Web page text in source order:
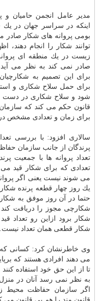
مدیر عامل انجمن حامیان
اینكه در سراسر جهان در
بومی پروانه های شكار
توانند شكار را انجام
زیست در یك منطقه ای
صادر نمی كند به نظر می
برای این تصمیم به
برای حمل سلاح شكاری و
شود و سلاح شكاری در دست
قانون حكم می كند كه
برای زمان و تعدادی مشخص
سالاری افزود: با بررسی
پرندگان از جانب سازمان
تعداد پروانه ها با جمعیت
تعدادی كه برای شكار قید
می شوند نیست یعنی اگر
یك روز چهار قطعه پرنده
حتما در آن روز موفق به
شكارچی مجوز را دریافت كند
شكار برود ازاین رو تعداد
شكار قطعی همان تعداد نیست.
وی خاطرنشان كرد: كسانی
می دهند افرادی هستند كه
تا از این حق خود استفاده
به نظر نمی رسد آنان در
اگر سازمان حفاظت محیط